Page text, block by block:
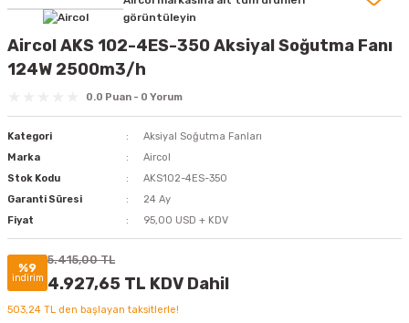
görüntüleyin
Aircol AKS 102-4ES-350 Aksiyal Soğutma Fanı
124W 2500m3/h
0.0 Puan - 0 Yorum
Kategori
Aksiyal Soğutma Fanları
Marka
Aircol
Stok Kodu
AKS102-4ES-350
Garanti Süresi
24 Ay
Fiyat
95,00 USD + KDV
%9
indirim
5.415,00 TL
4.927,65 TL KDV Dahil
503,24 TL den başlayan taksitlerle!